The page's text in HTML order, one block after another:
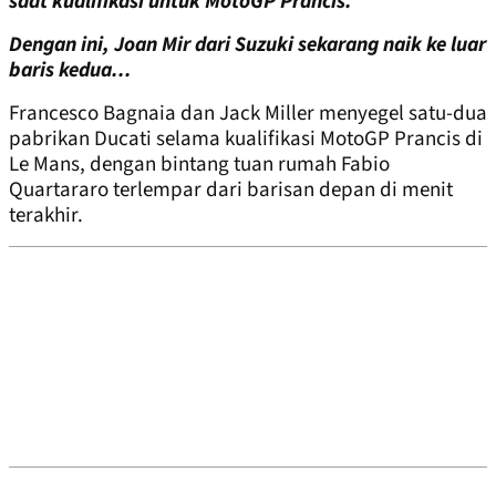
Dengan ini, Joan Mir dari Suzuki sekarang naik ke luar
baris kedua...
Francesco Bagnaia dan Jack Miller menyegel satu-dua
pabrikan Ducati selama kualifikasi MotoGP Prancis di
Le Mans, dengan bintang tuan rumah Fabio
Quartararo terlempar dari barisan depan di menit
terakhir.